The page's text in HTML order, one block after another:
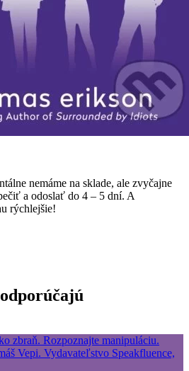
nemáme na sklade, ale zvyčajne
a odoslať do 4 – 5 dní. A
rýchlejšie!